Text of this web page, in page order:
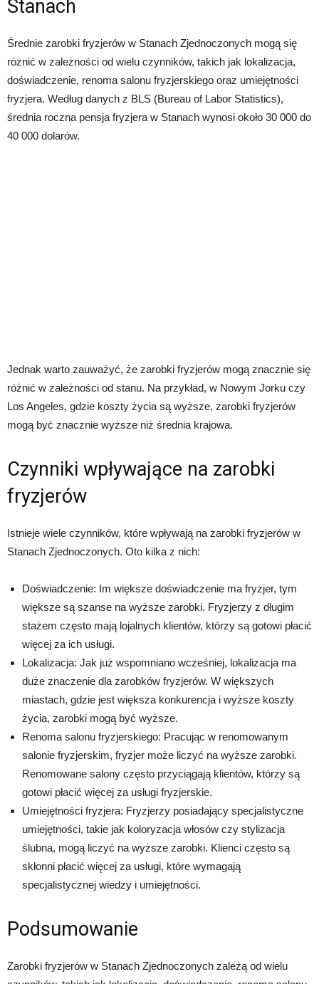
Stanach
Średnie zarobki fryzjerów w Stanach Zjednoczonych mogą się
różnić w zależności od wielu czynników, takich jak lokalizacja,
doświadczenie, renoma salonu fryzjerskiego oraz umiejętności
fryzjera. Według danych z BLS (Bureau of Labor Statistics),
średnia roczna pensja fryzjera w Stanach wynosi około 30 000 do
40 000 dolarów.
Jednak warto zauważyć, że zarobki fryzjerów mogą znacznie się
różnić w zależności od stanu. Na przykład, w Nowym Jorku czy
Los Angeles, gdzie koszty życia są wyższe, zarobki fryzjerów
mogą być znacznie wyższe niż średnia krajowa.
Czynniki wpływające na zarobki
fryzjerów
Istnieje wiele czynników, które wpływają na zarobki fryzjerów w
Stanach Zjednoczonych. Oto kilka z nich:
Doświadczenie: Im większe doświadczenie ma fryzjer, tym
większe są szanse na wyższe zarobki. Fryzjerzy z długim
stażem często mają lojalnych klientów, którzy są gotowi płacić
więcej za ich usługi.
Lokalizacja: Jak już wspomniano wcześniej, lokalizacja ma
duże znaczenie dla zarobków fryzjerów. W większych
miastach, gdzie jest większa konkurencja i wyższe koszty
życia, zarobki mogą być wyższe.
Renoma salonu fryzjerskiego: Pracując w renomowanym
salonie fryzjerskim, fryzjer może liczyć na wyższe zarobki.
Renomowane salony często przyciągają klientów, którzy są
gotowi płacić więcej za usługi fryzjerskie.
Umiejętności fryzjera: Fryzjerzy posiadający specjalistyczne
umiejętności, takie jak koloryzacja włosów czy stylizacja
ślubna, mogą liczyć na wyższe zarobki. Klienci często są
skłonni płacić więcej za usługi, które wymagają
specjalistycznej wiedzy i umiejętności.
Podsumowanie
Zarobki fryzjerów w Stanach Zjednoczonych zależą od wielu